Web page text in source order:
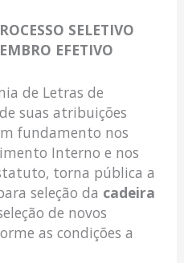
SELETIVO
EFETIVO
de Letras de
suas atribuições
fundamento nos
Interno e nos
torna pública a
seleção da cadeira
de novos
as condições a